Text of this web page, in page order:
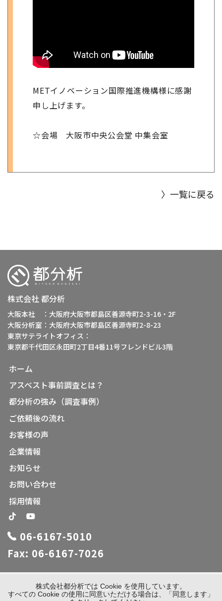
METイノベーション国際推進機構様に感謝
申し上げます。
☆会場 大阪市中央公会堂 中集会室
〉一覧に戻る
株式会社 都分析
大阪本社 ：大阪府大阪市都島区善源寺町2-3-16・2F
大阪分析室：大阪府大阪市都島区善源寺町2-8-23
東京サテライトオフィス：
東京都千代田区永田町2丁目4番11号フレンドビル3階
ホーム
アスベスト事前調査とは？
都分析の強み（調査事例）
ご依頼後の流れ
お客様の声
企業情報
お知らせ
お問い合わせ
採用情報
06-6167-5010
Fax: 06-6167-7026
プライバシーポリシー
株式会社都分析では Cookie を使用しています。
すべての Cookie の使用に同意いただける場合は、「同意します」